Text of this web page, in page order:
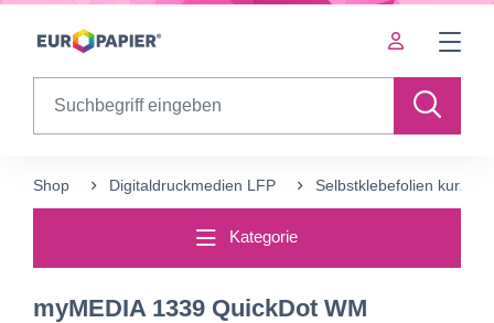
Table Of Content
Shop Digitaldruckmedien LFP Selbstklebefolien
Kategorie
myMEDIA 1339 QuickDot WM